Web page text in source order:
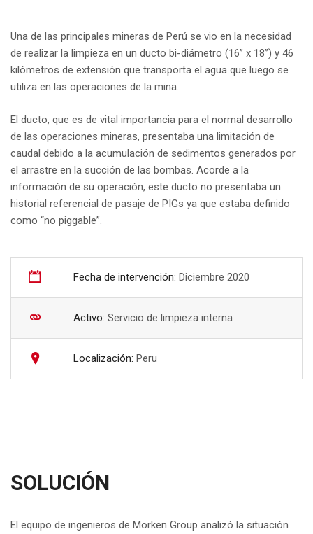
Una de las principales mineras de Perú se vio en la necesidad
de realizar la limpieza en un ducto bi-diámetro (16” x 18”) y 46
kilómetros de extensión que transporta el agua que luego se
utiliza en las operaciones de la mina.
El ducto, que es de vital importancia para el normal desarrollo
de las operaciones mineras, presentaba una limitación de
caudal debido a la acumulación de sedimentos generados por
el arrastre en la succión de las bombas. Acorde a la
información de su operación, este ducto no presentaba un
historial referencial de pasaje de PIGs ya que estaba definido
como “no piggable”.
Fecha de intervención: Diciembre 2020
Activo: Servicio de limpieza interna
Localización: Peru
SOLUCIÓN
El equipo de ingenieros de Morken Group analizó la situación